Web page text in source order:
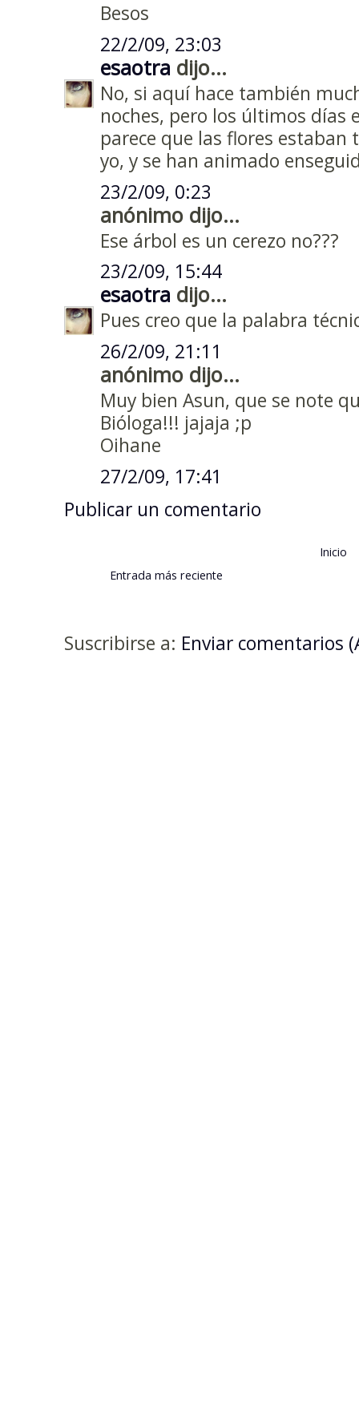
Besos
22/2/09, 23:03
esaotra dijo...
No, si aquí hace también
noches, pero los últimos días
parece que las flores estaban
yo, y se han animado
23/2/09, 0:23
anónimo dijo...
Ese árbol es un cerezo no???
23/2/09, 15:44
esaotra dijo...
Pues creo que la palabra
26/2/09, 21:11
anónimo dijo...
Muy bien Asun, que se note
Bióloga!!! jajaja ;p
Oihane
27/2/09, 17:41
Publicar un comentario
Entrada más reciente
Inicio
Suscribirse a: Enviar comentarios